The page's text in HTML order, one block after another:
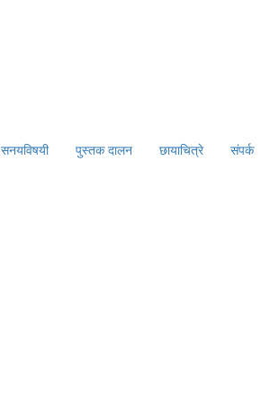
सनयविषयी पुस्तक दालन छायाचित्रे संपर्क